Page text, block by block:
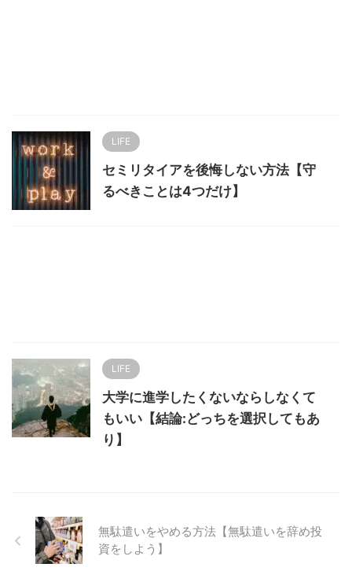
LIFE
セミリタイアを後悔しない方法【守
るべきことは4つだけ】
LIFE
大学に進学したくないならしなくて
もいい【結論:どっちを選択してもあ
り】
無駄遣いをやめる方法【無駄遣いを辞め投
資をしよう】